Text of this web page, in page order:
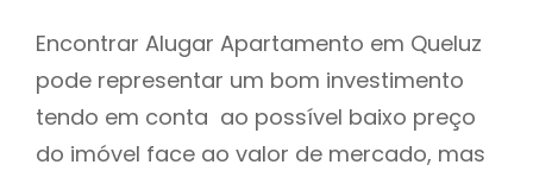
Encontrar Alugar Apartamento em Queluz
pode representar um bom investimento
tendo em conta ao possível baixo preço
do imóvel face ao valor de mercado, mas